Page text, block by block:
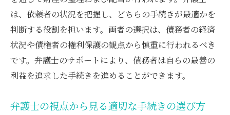
同時廃止の選択における弁護士のアドバイ
ス
法律に基づく同時廃止の手続きを安心して
行う方法
異時廃止が適用されるケース弁護士の視点から
見た選択基準
は、依頼者の状況を把握し、どちらの手続きが最適かを
判断する役割を担います。両者の選択は、債務者の経済
状況や債権者の権利保護の観点から慎重に行われるべき
です。弁護士のサポートにより、債務者は自らの最善の
利益を追求した手続きを進めることができます。
弁護士の視点から見る適切な手続きの選び方